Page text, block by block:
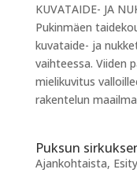
KUVATAIDE- JA
Pukinmäen
kuvataide- ja
vaihteessa. Viiden
mielikuvitus
rakentelun
Puksun
Ajankohtaista,